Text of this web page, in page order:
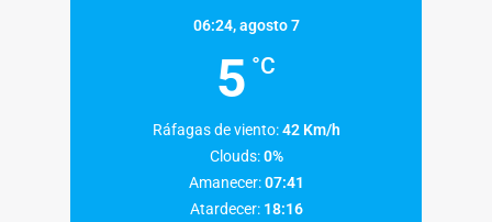
06:24,agosto 7
5 °C
Ráfagas de viento: 42 Km/h
Clouds: 0%
Amanecer: 07:41
Atardecer: 18:16